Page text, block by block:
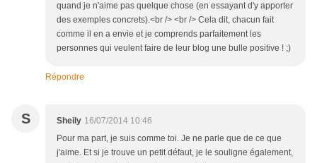
quand je n'aime pas quelque chose (en essayant d'y apporter
des exemples concrets).<br /> <br /> Cela dit, chacun fait
comme il en a envie et je comprends parfaitement les
personnes qui veulent faire de leur blog une bulle positive ! ;)
Répondre
S Sheily 16/07/2014 10:46
Pour ma part, je suis comme toi. Je ne parle que de ce que
j'aime. Et si je trouve un petit défaut, je le souligne également,